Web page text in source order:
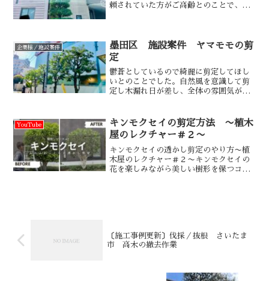
頼されていた方がご高齢とのことで、弊
企業様／施設案件
墨田区 施設案件 ヤマモモの剪
定
鬱蒼としているので綺麗に剪定してほし
いとのことでした。自然風を意識して剪
定し木漏れ日が差し、全体の雰囲気が明
YouTube
キンモクセイの剪定方法 〜植木
屋のレクチャー＃２〜
キンモクセイの透かし剪定のやり方〜植
木屋のレクチャー＃２〜キンモクセイの
花を楽しみながら美しい樹形を保つコツ
〔施工事例更新〕伐採／抜根 さいたま
市 高木の撤去作業